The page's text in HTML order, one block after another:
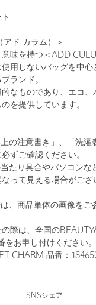
ド カラム）＞
味を持つ＜ADD
用しないバッグを中心
ランド。
なものであり、エコ、
を提供しています。
の注意書き」、「洗濯
ずご確認ください。
たり具合やパソコンな
って見える場合がござ
、商品単体の画像をご
際は、全国の
お申し付けください。
CHARM 品番：
SNSシェア